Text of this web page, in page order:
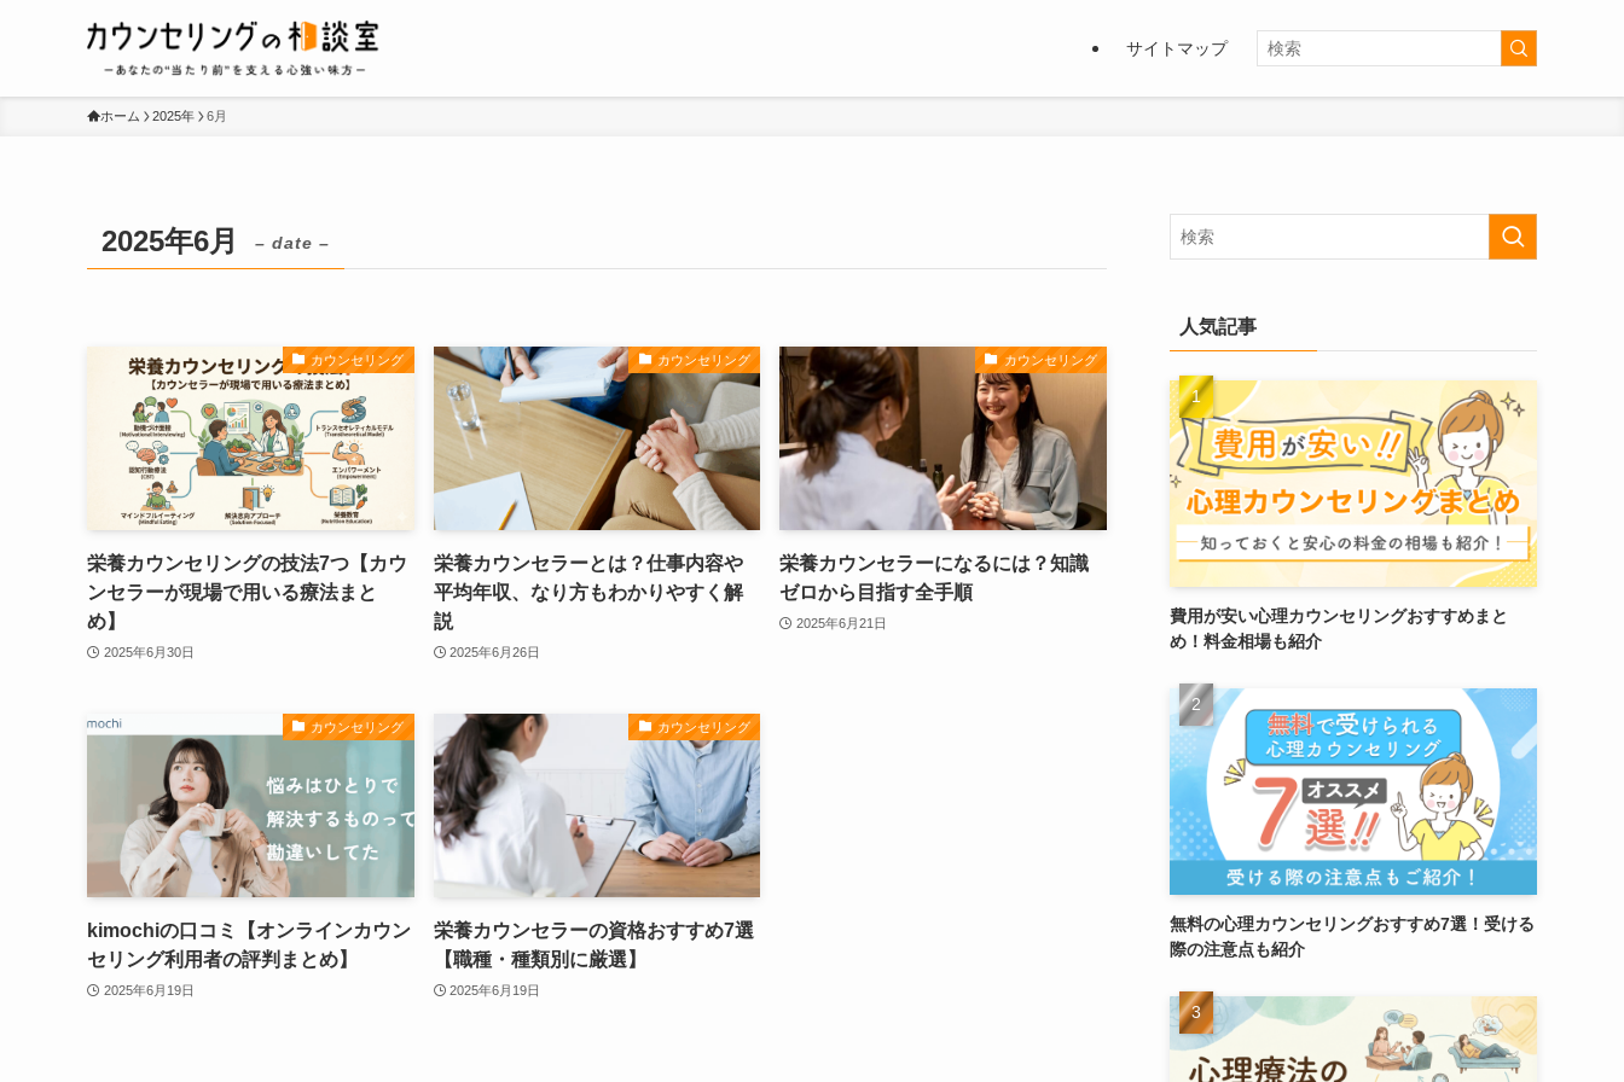
サイトマップ
ホーム 2025年 6月
2025年6月 – date –
カウンセリング
栄養カウンセリングの技法7つ【カウ
ンセラーが現場で用いる療法まと
め】
2025年6月30日
カウンセリング
栄養カウンセラーとは？仕事内容や
平均年収、なり方もわかりやすく解
説
2025年6月26日
カウンセリング
栄養カウンセラーになるには？知識
ゼロから目指す全手順
2025年6月21日
カウンセリング
kimochiの口コミ【オンラインカウン
セリング利用者の評判まとめ】
2025年6月19日
カウンセリング
栄養カウンセラーの資格おすすめ7選
【職種・種類別に厳選】
2025年6月19日
人気記事
費用が安い心理カウンセリングおすすめまと
め！料金相場も紹介
無料の心理カウンセリングおすすめ7選！受ける
際の注意点も紹介